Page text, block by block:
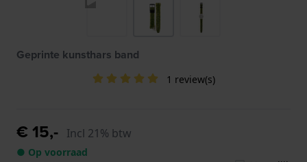
Geprinte kunsthars band
1 review(s)
€ 15,- Incl 21% btw
● Op voorraad